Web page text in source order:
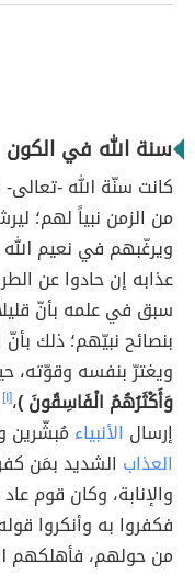
سنة الله في الكون
كانت سنّة الله -
من الزمن نبياً لهم؛
ويرغّبهم في نعيم
عذابه إن حادوا عن
سبق في علمه بأنّ
بنصائح نبيّهم؛ ذلك
ويغترّ بنفسه وقوّته،
وَأَكْثَرُهُمُ الْفَاسِقُونَ )،[١]
إرسال الأنبياء مُبشّرين
العذاب الشديد بمَن
والإنابة، وكان قوم
فكفروا به وأنكروا
من حولهم، فأهلكهم